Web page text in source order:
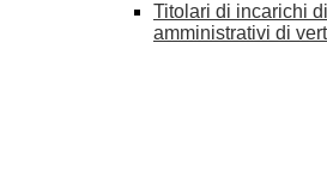
Titolari di incarichi
amministrativi di